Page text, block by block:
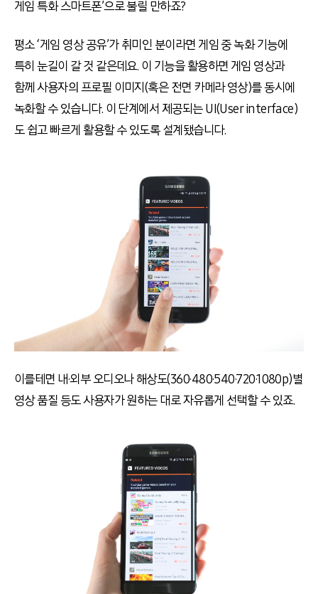
게임 특화 스마트폰’으로 불릴 만하죠?
평소 ‘게임 영상 공유’가 취미인 분이라면 게임 중 녹화 기능에
특히 눈길이 갈 것 같은데요. 이 기능을 활용하면 게임 영상과
함께 사용자의 프로필 이미지(혹은 전면 카메라 영상)를 동시에
녹화할 수 있습니다. 이 단계에서 제공되는 UI(User interface)
도 쉽고 빠르게 활용할 수 있도록 설계됐습니다.
이를테면 내·외부 오디오나 해상도(360·480·540·720·1080p)별
영상 품질 등도 사용자가 원하는 대로 자유롭게 선택할 수 있죠.